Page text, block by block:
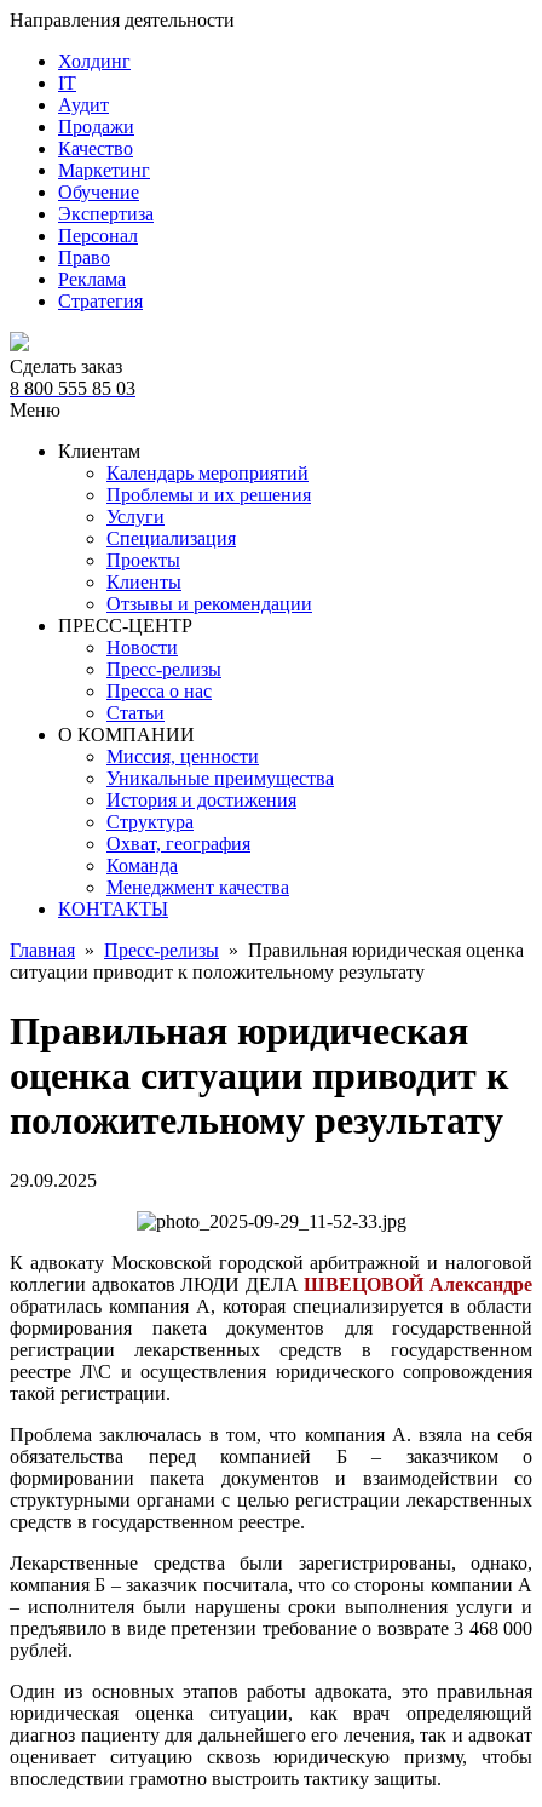
Направления деятельности
Холдинг
IT
Аудит
Продажи
Качество
Маркетинг
Обучение
Экспертиза
Персонал
Право
Реклама
Стратегия
Сделать заказ
8 800 555 85 03
Меню
Клиентам
Календарь мероприятий
Проблемы и их решения
Услуги
Специализация
Проекты
Клиенты
Отзывы и рекомендации
ПРЕСС-ЦЕНТР
Новости
Пресс-релизы
Пресса о нас
Статьи
О КОМПАНИИ
Миссия, ценности
Уникальные преимущества
История и достижения
Структура
Охват, география
Команда
Менеджмент качества
КОНТАКТЫ
Главная » Пресс-релизы » Правильная юридическая оценка
ситуации приводит к положительному результату
Правильная юридическая
оценка ситуации приводит к
положительному результату
29.09.2025
К адвокату Московской городской арбитражной и налоговой
коллегии адвокатов ЛЮДИ ДЕЛАШВЕЦОВОЙ Александре
обратилась компания А, которая специализируется в области
формирования пакета документов для государственной
регистрации лекарственных средств в государственном
реестре Л\С и осуществления юридического сопровождения
такой регистрации.
Проблема заключалась в том, что компания А. взяла на себя
обязательства перед компанией Б – заказчиком о
формировании пакета документов и взаимодействии со
структурными органами с целью регистрации лекарственных
средств в государственном реестре.
Лекарственные средства были зарегистрированы, однако,
компания Б – заказчик посчитала, что со стороны компании А
– исполнителя были нарушены сроки выполнения услуги и
предъявило в виде претензии требование о возврате 3 468 000
рублей.
Один из основных этапов работы адвоката, это правильная
юридическая оценка ситуации, как врач определяющий
диагноз пациенту для дальнейшего его лечения, так и адвокат
оценивает ситуацию сквозь юридическую призму, чтобы
впоследствии грамотно выстроить тактику защиты.